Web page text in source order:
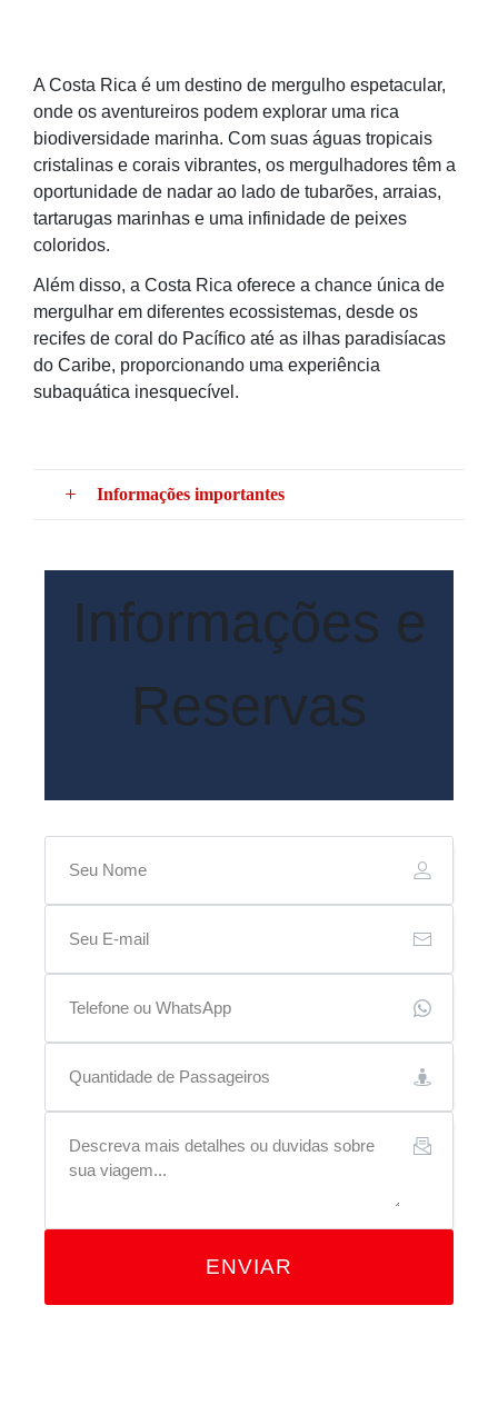
A Costa Rica é um destino de mergulho espetacular,
onde os aventureiros podem explorar uma rica
biodiversidade marinha. Com suas águas tropicais
cristalinas e corais vibrantes, os mergulhadores têm a
oportunidade de nadar ao lado de tubarões, arraias,
tartarugas marinhas e uma infinidade de peixes
coloridos.
Além disso, a Costa Rica oferece a chance única de
mergulhar em diferentes ecossistemas, desde os
recifes de coral do Pacífico até as ilhas paradisíacas
do Caribe, proporcionando uma experiência
subaquática inesquecível.
Informações importantes
Informações e
Reservas
ENVIAR